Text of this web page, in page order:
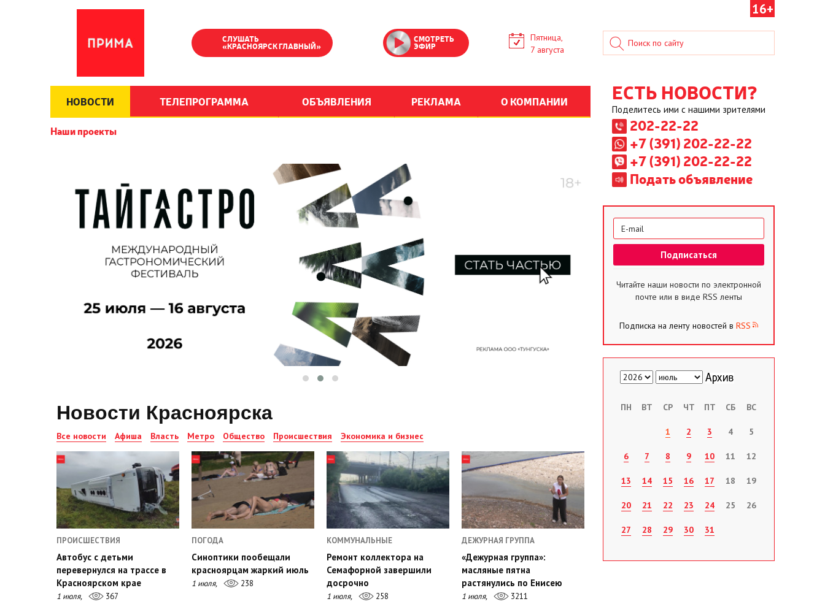
16+
СЛУШАТЬ
«КРАСНОЯРСК ГЛАВНЫЙ»
СМОТРЕТЬ
ЭФИР
Пятница,
7 августа
НОВОСТИ ТЕЛЕПРОГРАММА ОБЪЯВЛЕНИЯ РЕКЛАМА О КОМПАНИИ
Наши проекты
ЕСТЬ НОВОСТИ?
Поделитесь ими с нашими зрителями
202-22-22
+7 (391) 202-22-22
+7 (391) 202-22-22
Подать объявление
Новости Красноярска
Все новости Афиша Власть Метро Общество Происшествия Экономика и бизнес
ПРОИСШЕСТВИЯ
Автобус с детьми
перевернулся на трассе в
Красноярском крае
1 июля, 367
ПОГОДА
Синоптики пообещали
красноярцам жаркий июль
1 июля, 238
КОММУНАЛЬНЫЕ
Ремонт коллектора на
Семафорной завершили
досрочно
1 июля, 258
ДЕЖУРНАЯ ГРУППА
«Дежурная группа»:
масляные пятна
растянулись по Енисею
1 июля, 3211
Читайте наши новости по электронной
почте или в виде RSS ленты
Подписка на ленту новостей в RSS
ПН ВТ СР ЧТ ПТ СБ ВС
1 2 3 4 5
6 7 8 9 10 11 12
13 14 15 16 17 18 19
20 21 22 23 24 25 26
27 28 29 30 31